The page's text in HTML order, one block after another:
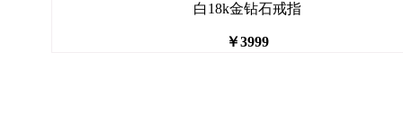
白18k金钻石戒指
￥3999